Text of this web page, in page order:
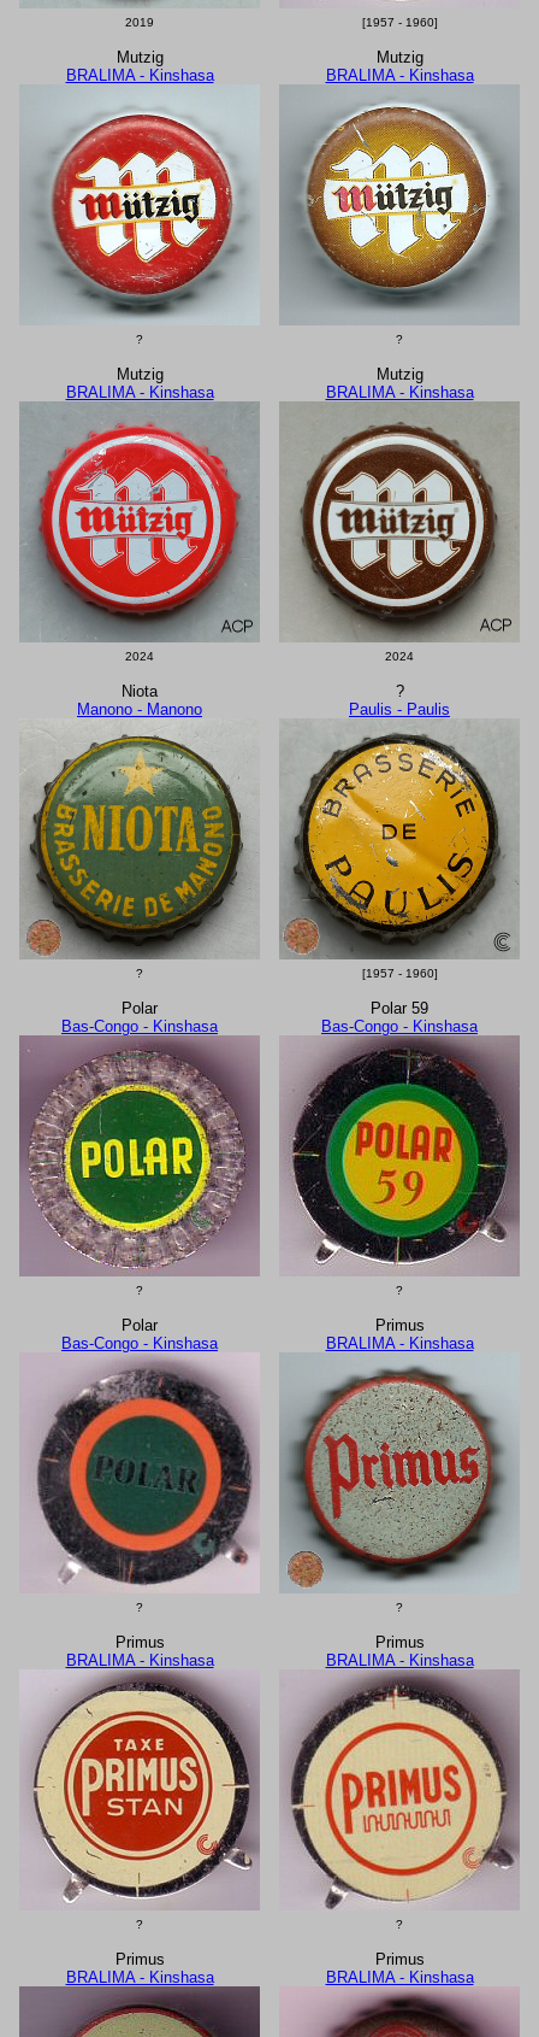
2019 [1957 - 1960]
Mutzig
BRALIMA - Kinshasa
?
Mutzig
BRALIMA - Kinshasa
?
Mutzig
BRALIMA - Kinshasa
2024
Mutzig
BRALIMA - Kinshasa
2024
Niota
Manono - Manono
?
?
Paulis - Paulis
[1957 - 1960]
Polar
Bas-Congo - Kinshasa
?
Polar 59
Bas-Congo - Kinshasa
?
Polar
Bas-Congo - Kinshasa
?
Primus
BRALIMA - Kinshasa
?
Primus
BRALIMA - Kinshasa
?
Primus
BRALIMA - Kinshasa
?
Primus
BRALIMA - Kinshasa
Primus
BRALIMA - Kinshasa